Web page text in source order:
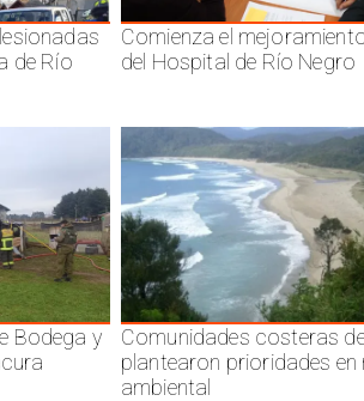
de Río
Comienza el
del Hospital de Río Negro
Bodega y
Comunidades costeras
plantearon prioridades en
ambiental